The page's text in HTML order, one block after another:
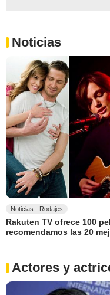
Noticias
Noticias - Rodajes
Rakuten TV ofrece 100
recomendamos las 20
Actores y